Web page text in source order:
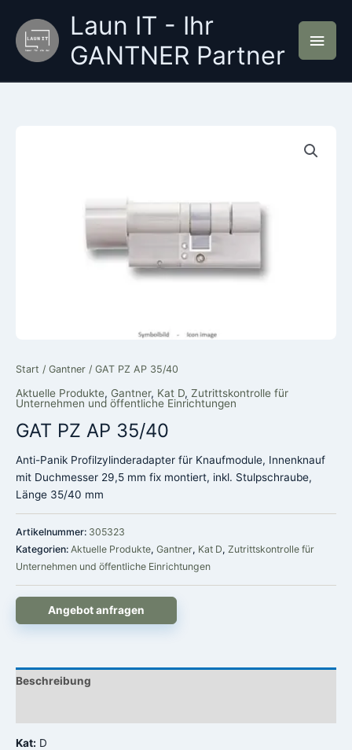
Inhalt
springen
Laun IT - Ihr
GANTNER Partner
Start / Gantner / GAT PZ AP 35/40
Aktuelle Produkte, Gantner, Kat D, Zutrittskontrolle für
Unternehmen und öffentliche Einrichtungen
GAT PZ AP 35/40
Anti-Panik Profilzylinderadapter für Knaufmodule, Innenknauf
mit Duchmesser 29,5 mm fix montiert, inkl. Stulpschraube,
Länge 35/40 mm
Artikelnummer: 305323
Kategorien: Aktuelle Produkte, Gantner, Kat D, Zutrittskontrolle für
Unternehmen und öffentliche Einrichtungen
Angebot anfragen
Beschreibung
Kat: D